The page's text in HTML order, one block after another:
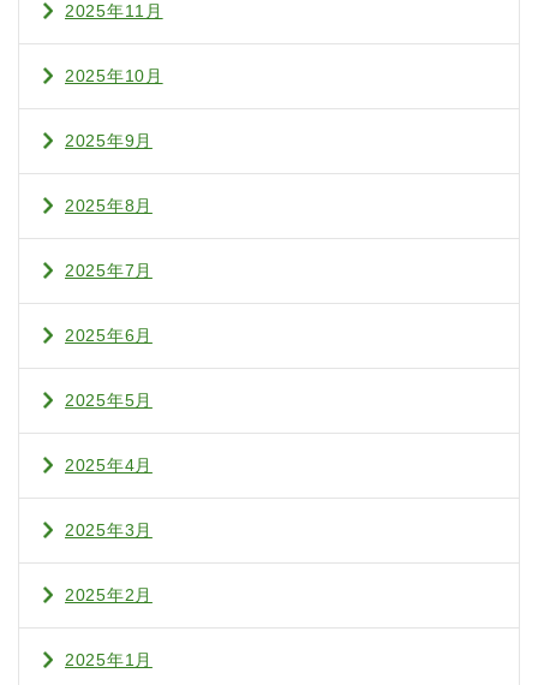
2025年11月
2025年10月
2025年9月
2025年8月
2025年7月
2025年6月
2025年5月
2025年4月
2025年3月
2025年2月
2025年1月